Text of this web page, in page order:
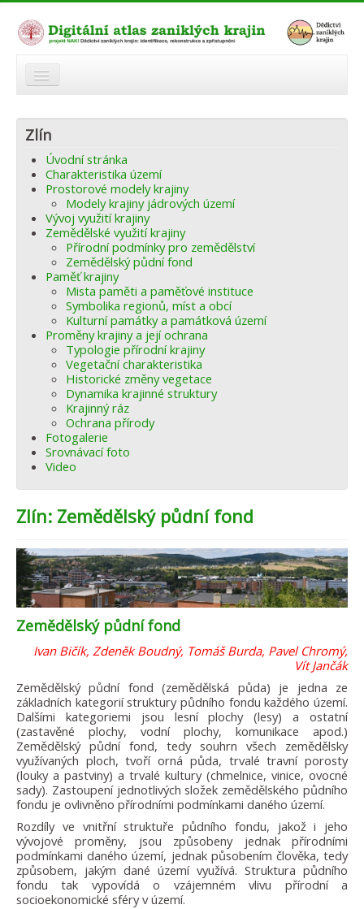
Modelová území
Zaniklé krajiny
Odkazy
Fórum
Autoři
Zlín
Úvodní stránka
Charakteristika území
Prostorové modely krajiny
Modely krajiny jádrových území
Vývoj využití krajiny
Zemědělské využití krajiny
Přírodní podmínky pro zemědělství
Zemědělský půdní fond
Paměť krajiny
Mista paměti a paměťové instituce
Symbolika regionů, míst a obcí
Kulturní památky a památková území
Proměny krajiny a její ochrana
Typologie přírodní krajiny
Vegetační charakteristika
Historické změny vegetace
Dynamika krajinné struktury
Krajinný ráz
Ochrana přírody
Fotogalerie
Srovnávací foto
Video
Zlín: Zemědělský půdní fond
Zemědělský půdní fond
Ivan Bičík, Zdeněk Boudný, Tomáš Burda, Pavel Chromý,
Vít Jančák
Zemědělský půdní fond (zemědělská půda) je jedna ze
základních kategorií struktury půdního fondu každého území.
Dalšími kategoriemi jsou lesní plochy (lesy) a ostatní
(zastavěné plochy, vodní plochy, komunikace apod.)
Zemědělský půdní fond, tedy souhrn všech zemědělsky
využívaných ploch, tvoří orná půda, trvalé travní porosty
(louky a pastviny) a trvalé kultury (chmelnice, vinice, ovocné
sady). Zastoupení jednotlivých složek zemědělského půdního
fondu je ovlivněno přírodními podmínkami daného území.
Rozdíly ve vnitřní struktuře půdního fondu, jakož i jeho
vývojové proměny, jsou způsobeny jednak přírodními
podmínkami daného území, jednak působením člověka, tedy
způsobem, jakým dané území využívá. Struktura půdního
fondu tak vypovídá o vzájemném vlivu přírodní a
socioekonomické sféry v území.